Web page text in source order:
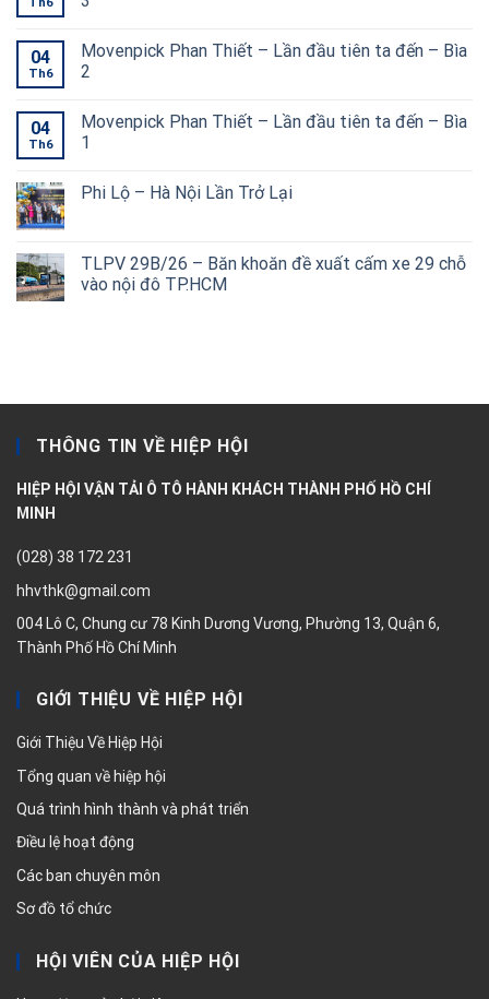
04
Th6
Movenpick Phan Thiết – Lần đầu tiên ta đến – Bìa
2
04
Th6
Movenpick Phan Thiết – Lần đầu tiên ta đến – Bìa
1
Phi Lộ – Hà Nội Lần Trở Lại
TLPV 29B/26 – Băn khoăn đề xuất cấm xe 29 chỗ
vào nội đô TP.HCM
THÔNG TIN VỀ HIỆP HỘI
HIỆP HỘI VẬN TẢI Ô TÔ HÀNH KHÁCH THÀNH PHỐ HỒ CHÍ
MINH
(028) 38 172 231
hhvthk@gmail.com
004 Lô C, Chung cư 78 Kinh Dương Vương, Phường 13, Quận 6,
Thành Phố Hồ Chí Minh
GIỚI THIỆU VỀ HIỆP HỘI
Giới Thiệu Về Hiệp Hội
Tổng quan về hiệp hội
Quá trình hình thành và phát triển
Điều lệ hoạt động
Các ban chuyên môn
Sơ đồ tổ chức
HỘI VIÊN CỦA HIỆP HỘI